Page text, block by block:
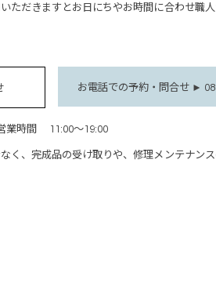
ただきますとお日にちやお時間に合わせ職
お電話での予約・問合せ ►
業時間 11:00～19:00
く、完成品の受け取りや、修理メンテナン